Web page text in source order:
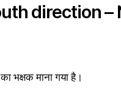
direction
भक्षक माना गया है।